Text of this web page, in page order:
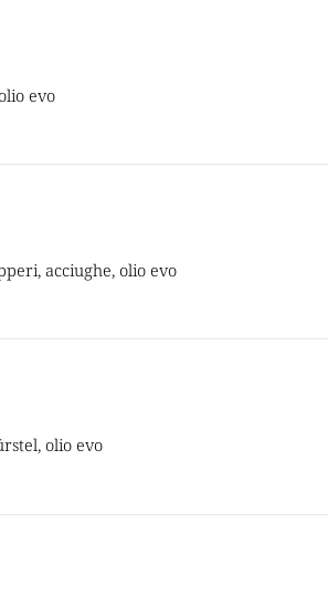
evo
acciughe, olio evo
olio evo